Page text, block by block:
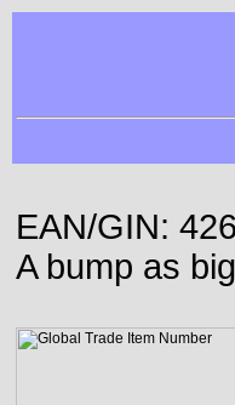
EAN/GIN:
A bump as